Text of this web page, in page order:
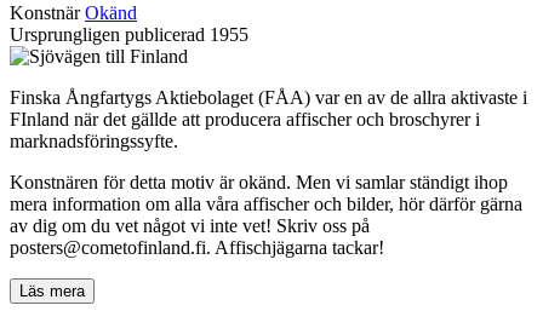
Konstnär Okänd
Ursprungligen publicerad 1955
Finska Ångfartygs Aktiebolaget (FÅA) var en av de allra aktivaste i
FInland när det gällde att producera affischer och broschyrer i
marknadsföringssyfte.
Konstnären för detta motiv är okänd. Men vi samlar ständigt ihop
mera information om alla våra affischer och bilder, hör därför gärna
av dig om du vet något vi inte vet! Skriv oss på
posters@cometofinland.fi. Affischjägarna tackar!
Läs mera